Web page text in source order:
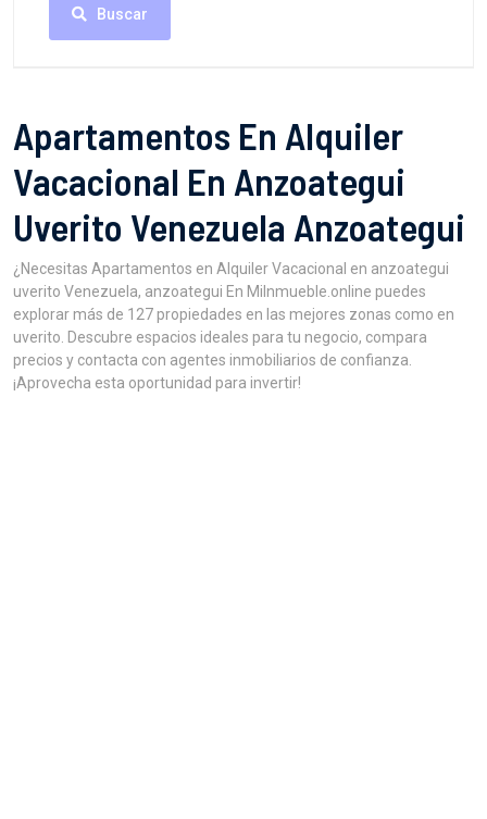
Buscar
Apartamentos En Alquiler
Vacacional En Anzoategui
Uverito Venezuela Anzoategui
¿Necesitas Apartamentos en Alquiler Vacacional en anzoategui
uverito Venezuela, anzoategui En MiInmueble.online puedes
explorar más de 127 propiedades en las mejores zonas como en
uverito. Descubre espacios ideales para tu negocio, compara
precios y contacta con agentes inmobiliarios de confianza.
¡Aprovecha esta oportunidad para invertir!